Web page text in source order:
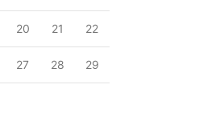
20 21 22
27 28 29